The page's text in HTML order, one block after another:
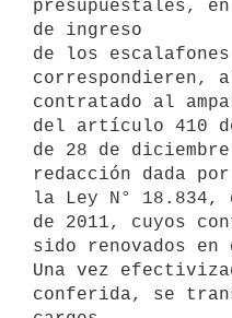
presupuestales,
de ingreso
de los escalafones
correspondieren,
contratado al
del artículo 410
de 28 de
redacción dada
la Ley N° 18.834,
de 2011, cuyos
sido renovados en
Una vez
conferida, se